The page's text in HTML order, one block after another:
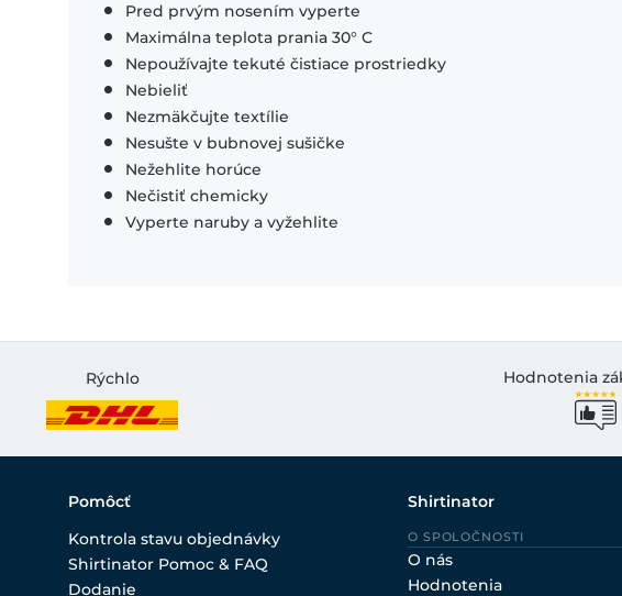
Pred prvým nosením vyperte
Maximálna teplota prania 30° C
Nepoužívajte tekuté čistiace prostriedky
Nebieliť
Nezmäkčujte textílie
Nesušte v bubnovej sušičke
Nežehlite horúce
Nečistiť chemicky
Vyperte naruby a vyžehlite
Rýchlo Hodnotenia
Pomôcť
Kontrola stavu objednávky
Shirtinator Pomoc & FAQ
Dodanie
Shirtinator
O SPOLOČNOSTI
O nás
Hodnotenia